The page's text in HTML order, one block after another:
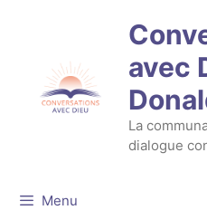
avec
La
dialogue
Menu